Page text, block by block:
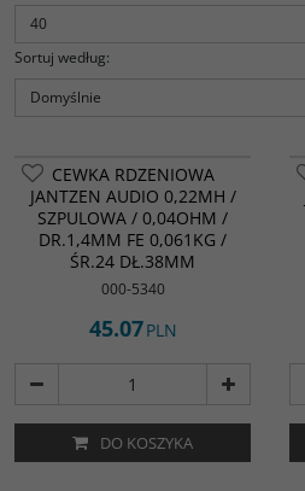
Sortuj według:
CEWKA RDZENIOWA
JANTZEN AUDIO 0,22MH /
SZPULOWA / 0,04OHM /
DR.1,4MM FE 0,061KG /
ŚR.24 DŁ.38MM
000-5340
45.07PLN
DO KOSZYKA